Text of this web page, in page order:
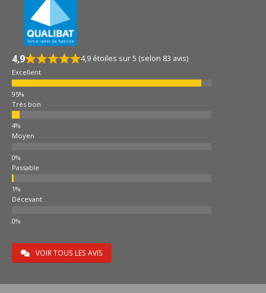
4,9 4,9 étoiles sur 5 (selon 83 avis)
Excellent
Très bon
Moyen
Passable
Décevant
VOIR TOUS LES AVIS